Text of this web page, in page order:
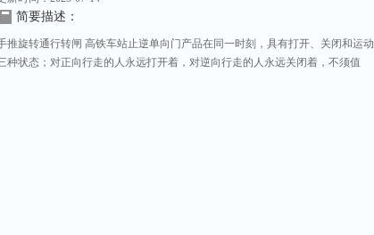
简要描述：
推旋转通行转闸 高铁车站止逆单向门产品在同一时刻，具有打开、关闭和运动
种状态；对正向行走的人永远打开着，对逆向行走的人永远关闭着，不须值